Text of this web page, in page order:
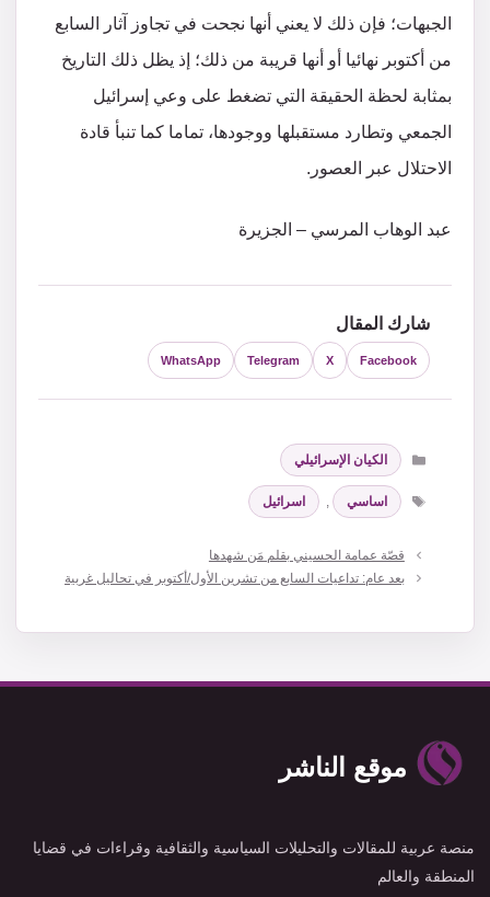
الجبهات؛ فإن ذلك لا يعني أنها نجحت في تجاوز آثار السابع
من أكتوبر نهائيا أو أنها قريبة من ذلك؛ إذ يظل ذلك التاريخ
بمثابة لحظة الحقيقة التي تضغط على وعي إسرائيل
الجمعي وتطارد مستقبلها ووجودها، تماما كما تنبأ قادة
الاحتلال عبر العصور.
عبد الوهاب المرسي – الجزيرة
شارك المقال
Facebook
X
Telegram
WhatsApp
التصنيفات
الكيان الإسرائيلي
الوسوم
اساسي , اسرائيل
قصّة عمامة الحسيني بقلم مَن شهدها
بعد عام: تداعيات السابع من تشرين الأول/أكتوبر في تحاليل غربية
موقع الناشر
منصة عربية للمقالات والتحليلات السياسية والثقافية وقراءات في قضايا
المنطقة والعالم